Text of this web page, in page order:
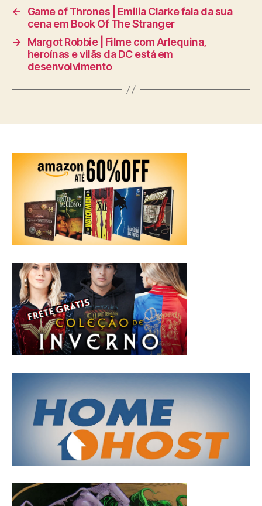
←
Game of Thrones | Emilia Clarke fala da sua
cena em Book Of The Stranger
→
Margot Robbie | Filme com Arlequina,
heroínas e vilãs da DC está em
desenvolvimento